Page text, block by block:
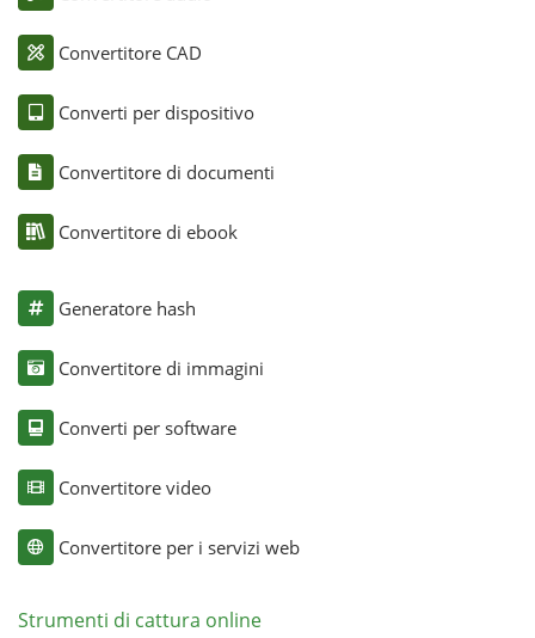
Convertitore CAD
Converti per dispositivo
Convertitore di documenti
Convertitore di ebook
Generatore hash
Convertitore di immagini
Converti per software
Convertitore video
Convertitore per i servizi web
Strumenti di cattura online